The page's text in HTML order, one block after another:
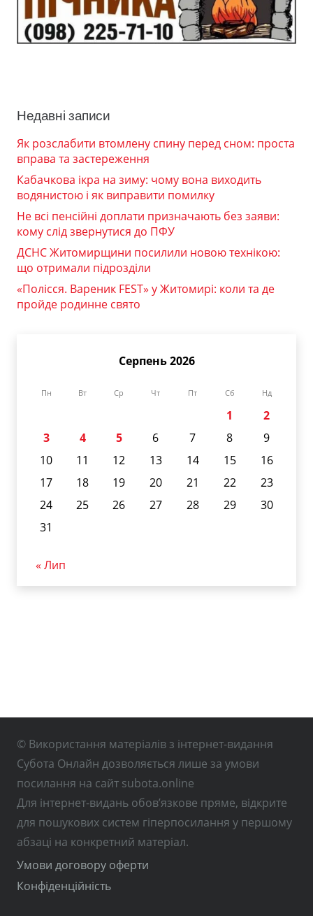
Недавні записи
Як розслабити втомлену спину перед сном: проста
вправа та застереження
Кабачкова ікра на зиму: чому вона виходить
водянистою і як виправити помилку
Не всі пенсійні доплати призначають без заяви:
кому слід звернутися до ПФУ
ДСНС Житомирщини посилили новою технікою:
що отримали підрозділи
«Полісся. Вареник FEST» у Житомирі: коли та де
пройде родинне свято
Серпень 2026
Пн Вт Ср Чт Пт Сб Нд
1
2
3
4 5 6 7 8
9
10
11 12 13 14 15
16
17
18 19 20 21 22
23
24
25 26 27 28 29
30
31
« Лип
© Використання матеріалів з інтернет-видання
Субота Онлайн дозволяється лише за умови
посилання на сайт subota.online
Для інтернет-видань обов’язкове пряме, відкрите
для пошукових систем гіперпосилання у першому
абзаці на конкретний матеріал.
Умови договору оферти
Конфіденційність